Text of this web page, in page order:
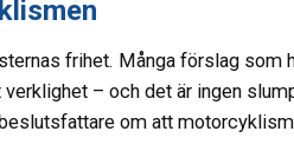
frihet. Många förslag som
– och det är ingen
om att